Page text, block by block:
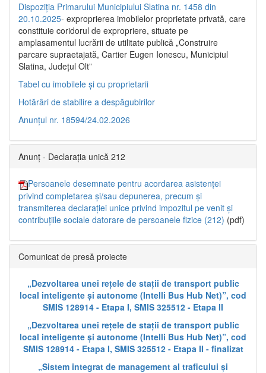
Dispoziția Primarului Municipiului Slatina nr. 1458 din
20.10.2025- exproprierea imobilelor proprietate privată, care
constituie coridorul de expropriere, situate pe
amplasamentul lucrării de utilitate publică „Construire
parcare supraetajată, Cartier Eugen Ionescu, Municipiul
Slatina, Județul Olt”
Tabel cu imobilele și cu proprietarii
Hotărâri de stabilire a despăgubirilor
Anunțul nr. 18594/24.02.2026
Anunț - Declarația unică 212
Persoanele desemnate pentru acordarea asistenței
privind completarea și/sau depunerea, precum și
transmiterea declarației unice privind impozitul pe venit și
contribuțiile sociale datorare de persoanele fizice (212) (pdf)
Comunicat de presă proiecte
„Dezvoltarea unei rețele de stații de transport public
local inteligente și autonome (Intelli Bus Hub Net)”, cod
SMIS 128914 - Etapa I, SMIS 325512 - Etapa II
„Dezvoltarea unei rețele de stații de transport public
local inteligente și autonome (Intelli Bus Hub Net)”, cod
SMIS 128914 - Etapa I, SMIS 325512 - Etapa II - finalizat
„Sistem integrat de management al traficului și